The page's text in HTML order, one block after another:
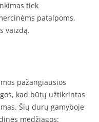
tiek
patalpoms,
vaizdą.
pažangiausios
kad būtų užtikrintas
Šių durų gamyboje
medžiagos: